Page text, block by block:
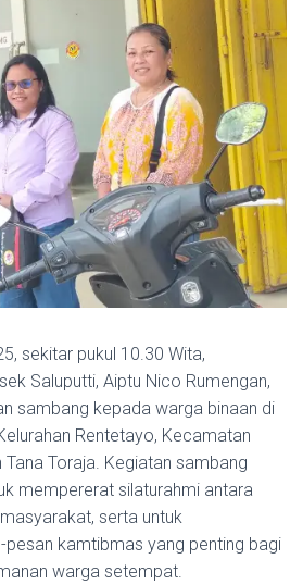
sekitar pukul 10.30 Wita,
Saluputti, Aiptu Nico Rumengan,
sambang kepada warga binaan di
Rentetayo, Kecamatan
Toraja. Kegiatan sambang
mempererat silaturahmi antara
serta untuk
kamtibmas yang penting bagi
warga setempat.